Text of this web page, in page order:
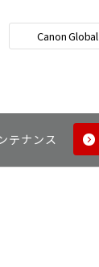
Canon Global
テナンス